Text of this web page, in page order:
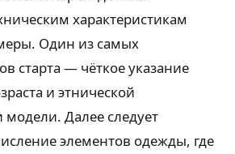
характеристикам
Один из самых
старта — чёткое указание
и этнической
Далее следует
элементов одежды, где